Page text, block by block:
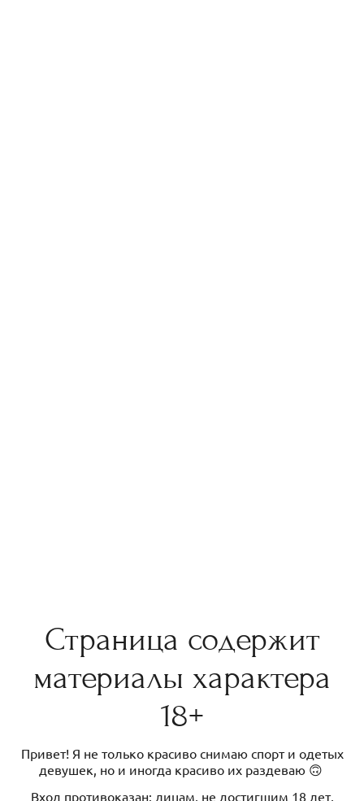
Страница содержит
материалы характера
18+
Привет! Я не только красиво снимаю спорт и одетых
девушек, но и иногда красиво их раздеваю 🙃
Вход противоказан: лицам, не достигшим 18 лет,